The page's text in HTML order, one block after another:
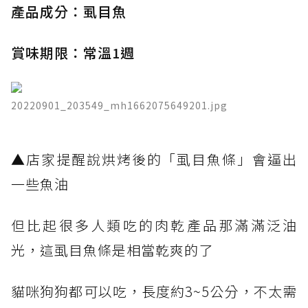
產品成分：虱目魚
賞味期限：常溫1週
20220901_203549_mh1662075649201.jpg
▲店家提醒說烘烤後的「虱目魚條」會逼出
一些魚油
但比起很多人類吃的肉乾產品那滿滿泛油
光，這虱目魚條是相當乾爽的了
貓咪狗狗都可以吃，長度約3~5公分，不太需